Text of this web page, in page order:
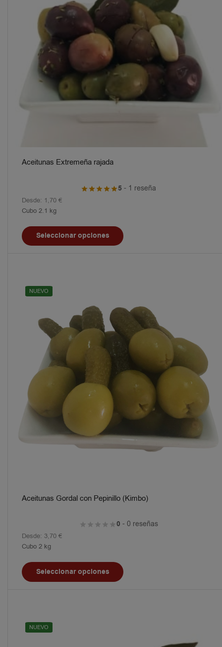
Aceitunas Extremeña rajada
5 - 1 reseña
Desde: 1,70 €
Cubo 2.1 kg
Seleccionar opciones
NUEVO
Aceitunas Gordal con Pepinillo (Kimbo)
0 - 0 reseñas
Desde: 3,70 €
Cubo 2 kg
Seleccionar opciones
NUEVO